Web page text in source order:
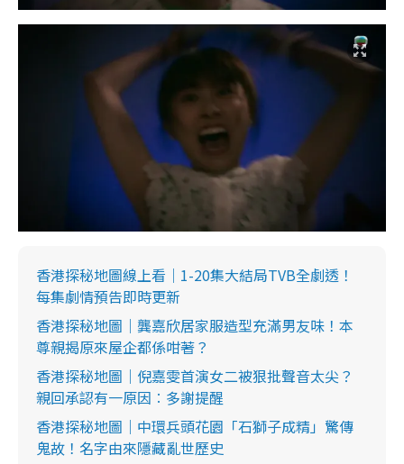
香港探秘地圖線上看｜1-20集大結局TVB全劇透！
每集劇情預告即時更新
香港探秘地圖｜龔嘉欣居家服造型充滿男友味！本
尊親揭原來屋企都係咁著？
香港探秘地圖｜倪嘉雯首演女二被狠批聲音太尖？
親回承認有一原因︰多謝提醒
香港探秘地圖｜中環兵頭花園「石獅子成精」驚傳
鬼故！名字由來隱藏亂世歷史